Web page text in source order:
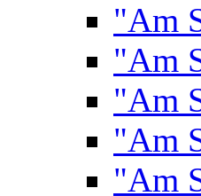
"Am
"Am
"Am
"Am
"Am